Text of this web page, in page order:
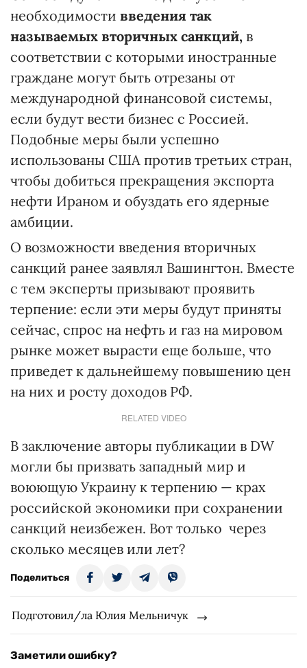
необходимости введения так
называемых вторичных санкций, в
соответствии с которыми иностранные
граждане могут быть отрезаны от
международной финансовой системы,
если будут вести бизнес с Россией.
Подобные меры были успешно
использованы США против третьих стран,
чтобы добиться прекращения экспорта
нефти Ираном и обуздать его ядерные
амбиции.
О возможности введения вторичных
санкций ранее заявлял Вашингтон. Вместе
с тем эксперты призывают проявить
терпение: если эти меры будут приняты
сейчас, спрос на нефть и газ на мировом
рынке может вырасти еще больше, что
приведет к дальнейшему повышению цен
на них и росту доходов РФ.
RELATED VIDEO
В заключение авторы публикации в DW
могли бы призвать западный мир и
воюющую Украину к терпению — крах
российской экономики при сохранении
санкций неизбежен. Вот только через
сколько месяцев или лет?
Поделиться
Подготовил/ла Юлия Мельничук
Заметили ошибку?